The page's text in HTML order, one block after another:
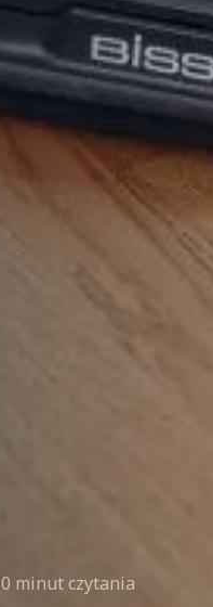
0 minut czytania